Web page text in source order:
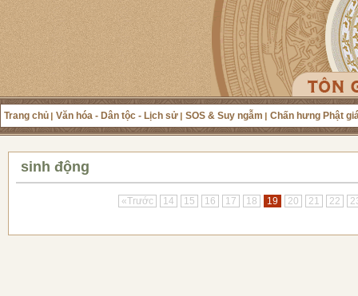
Trang chủ Văn hóa - Dân tộc - Lịch sử SOS & Suy ngẫm Chấn hưng Phật
sinh động
«Trước 14 15 16 17 18 19 20 21 22